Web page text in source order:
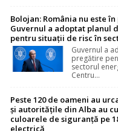
Bolojan: România nu este
Guvernul a adoptat planul
pentru situații de risc în
Guvernul a
pregătire
sectorul
Centru...
Peste 120 de oameni au
și autoritățile din Alba au
culoarele de siguranță pe
electrică